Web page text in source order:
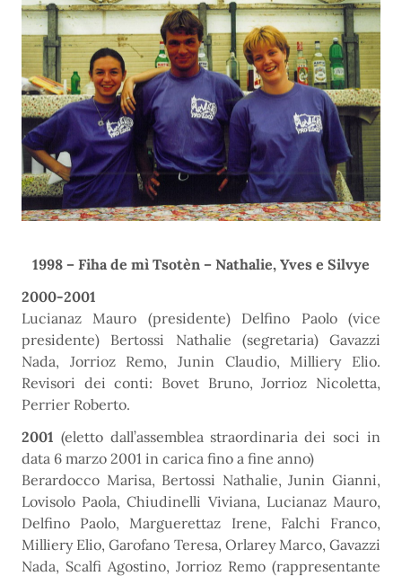
1998 – Fiha de mì Tsotèn – Nathalie, Yves e Silvye
2000-2001
Lucianaz Mauro (presidente) Delfino Paolo (vice
presidente) Bertossi Nathalie (segretaria) Gavazzi
Nada, Jorrioz Remo, Junin Claudio, Milliery Elio.
Revisori dei conti: Bovet Bruno, Jorrioz Nicoletta,
Perrier Roberto.
2001 (eletto dall’assemblea straordinaria dei soci in
data 6 marzo 2001 in carica fino a fine anno)
Berardocco Marisa, Bertossi Nathalie, Junin Gianni,
Lovisolo Paola, Chiudinelli Viviana, Lucianaz Mauro,
Delfino Paolo, Marguerettaz Irene, Falchi Franco,
Milliery Elio, Garofano Teresa, Orlarey Marco, Gavazzi
Nada, Scalfi Agostino, Jorrioz Remo (rappresentante